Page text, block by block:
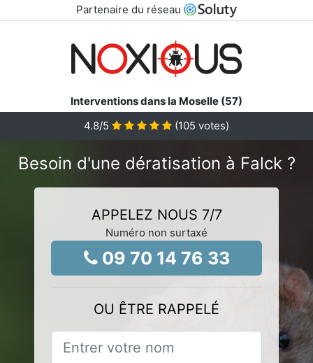
Partenaire du réseau
Interventions dans la Moselle (57)
4.8/5 (105 votes)
Besoin d'une dératisation à Falck ?
APPELEZ NOUS 7/7
Numéro non surtaxé
09 70 14 76 33
OU ÊTRE RAPPELÉ